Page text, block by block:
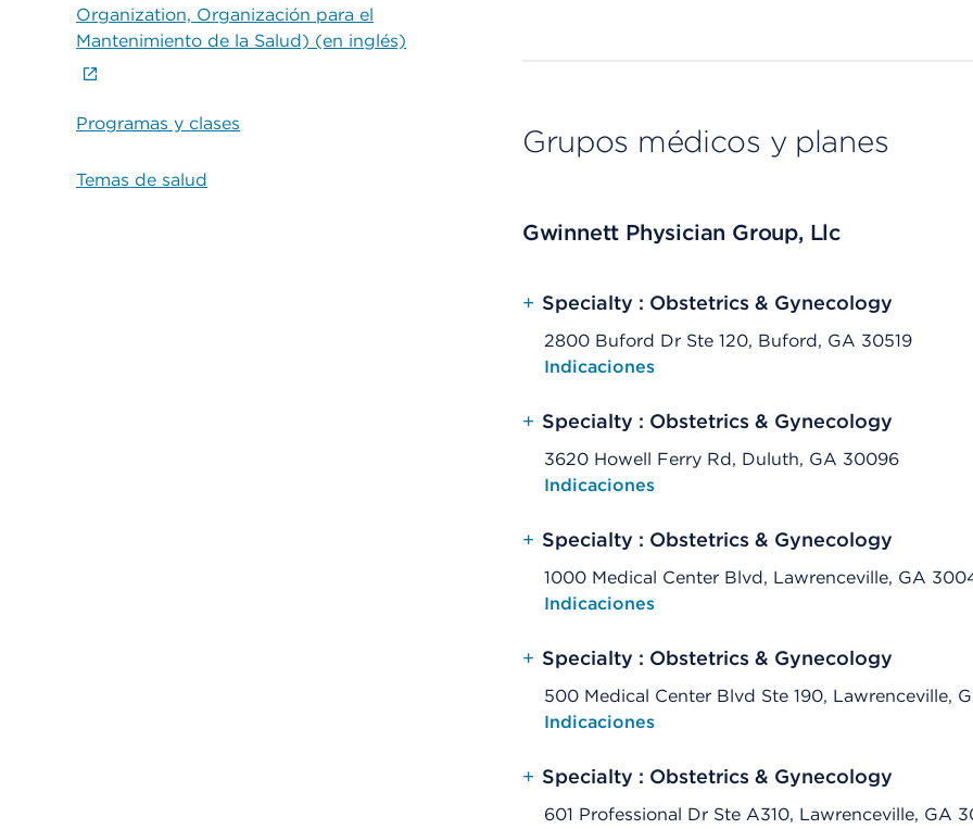
Organization, Organización para el
Mantenimiento de la Salud) (en inglés)
Programas y clases
Temas de salud
Grupos médicos y planes
Gwinnett Physician Group, Llc
+ Specialty : Obstetrics & Gynecology
2800 Buford Dr Ste 120, Buford, GA 30519
Opens native map application on mobile devices
Indicaciones
+ Specialty : Obstetrics & Gynecology
3620 Howell Ferry Rd, Duluth, GA 30096
Opens native map application on mobile devices
Indicaciones
+ Specialty : Obstetrics & Gynecology
1000 Medical Center Blvd, Lawrenceville, GA
Opens native map application on mobile devices
Indicaciones
+ Specialty : Obstetrics & Gynecology
500 Medical Center Blvd Ste 190, Lawrenceville,
Opens native map application on mobile devices
Indicaciones
+ Specialty : Obstetrics & Gynecology
601 Professional Dr Ste A310, Lawrenceville, GA